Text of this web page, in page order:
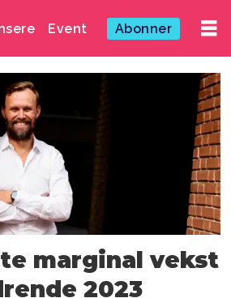
Event Abonner
marginal vekst
2023